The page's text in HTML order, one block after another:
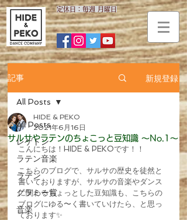
​定休日：毎週 月曜日
記事 新規登録
All Posts
レゲトン
ラテン音楽
ラテン
グラミー賞
音楽
All Posts
サルサやラテンのちょこっと豆知識 〜No.1〜
HIDE & PEKO
2021年6月16日
こんにちは！HIDE & PEKOです！！
こちらのブログで、サルサの歴史を徒然と
書いておりますが、サルサの音楽やダンス
に関わるちょっとした豆知識も、こちらの
ブログにゆる〜く書いていけたら、と思っ
ております✨